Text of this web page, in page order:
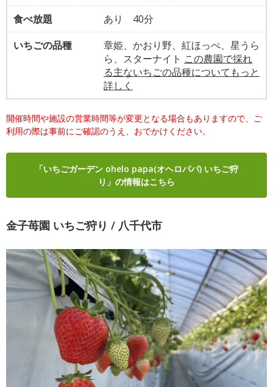
食べ放題
あり 40分
いちごの品種
章姫、かおり野、紅ほっぺ、星うら
ら、スターナイト この農園で採れ
る主ないちごの品種についてもっと
詳しく
開催時間や施設の営業時間等が変更となる場合もありますので、ご
利用の際は事前にご確認のうえ、おでかけください。
「いちごガーデン ohelo papa(オヘロパパ) いちご狩
り」の情報はこちら
金子苺園 いちご狩り / 八千代市